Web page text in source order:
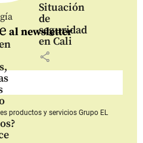
Situación
de
seguridad
en Cali
share
al newsletter
productos y serviciosGrupo EL